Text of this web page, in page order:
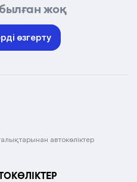
жоқ
өзгерту
автокөліктер